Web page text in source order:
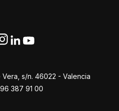
Vera, s/n. 46022 - Valencia
387 91 00